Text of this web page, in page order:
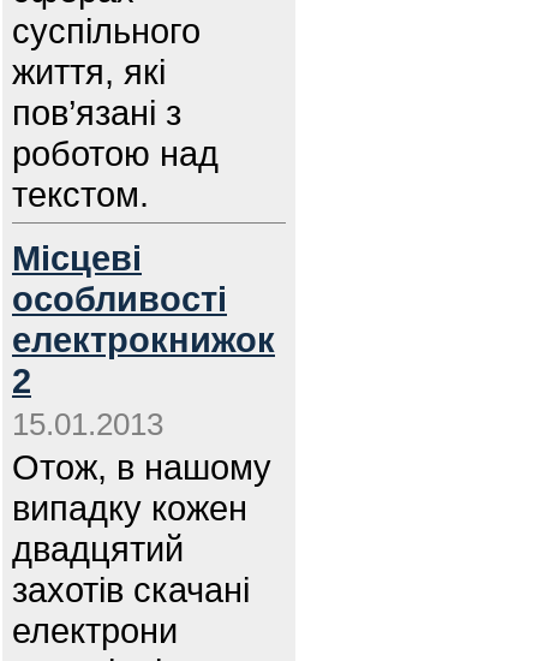
суспільного
життя, які
пов’язані з
роботою над
текстом.
Місцеві
особливості
електрокнижок
2
15.01.2013
Отож, в нашому
випадку кожен
двадцятий
захотів скачані
електрони